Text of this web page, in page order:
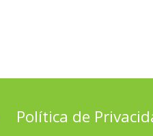
Política de